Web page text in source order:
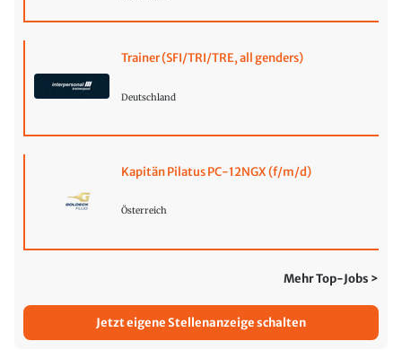
Trainer (SFI/TRI/TRE, all genders)
Deutschland
Kapitän Pilatus PC-12NGX (f/m/d)
Österreich
Mehr Top-Jobs >
Jetzt eigene Stellenanzeige schalten